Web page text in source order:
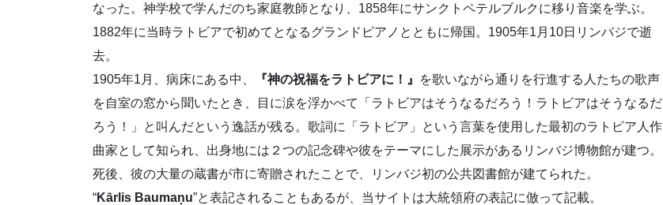
なった。神学校で学んだのち家庭教師となり、1858年にサンクトペテルブルクに移り音楽を学ぶ。
1882年に当時ラトビアで初めてとなるグランドピアノとともに帰国。1905年1月10日リンバジで逝
去。
1905年1月、病床にある中、
『神の祝福をラトビアに！』
を歌いながら通りを行進する人たちの歌声
を自室の窓から聞いたとき、目に涙を浮かべて「ラトビアはそうなるだろう！ラトビアはそうなるだ
ろう！」と叫んだという逸話が残る。歌詞に「ラトビア」という言葉を使用した最初のラトビア人作
曲家として知られ、出身地には２つの記念碑や彼をテーマにした展示があるリンバジ博物館が建つ。
死後、彼の大量の蔵書が市に寄贈されたことで、リンバジ初の公共図書館が建てられた。
“Kārlis Baumaņu”と表記されることもあるが、当サイトは大統領府の表記に倣って記載。